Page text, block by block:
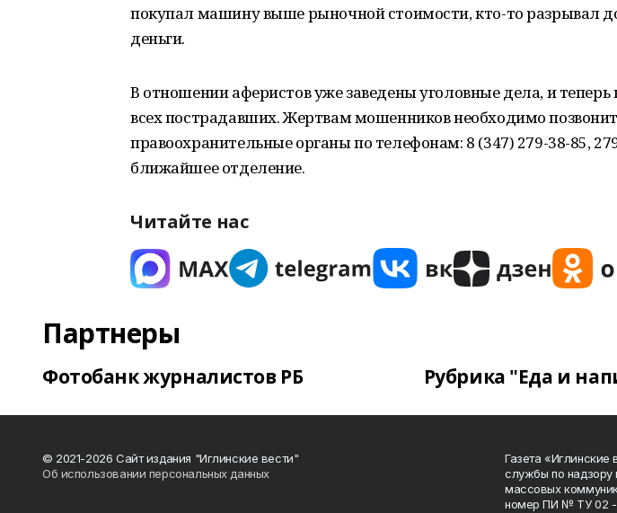
покупал машину выше рыночной стоимости, кто-то разрывал
деньги.
В отношении аферистов уже заведены уголовные дела, и
всех пострадавших. Жертвам мошенников необходимо
правоохранительные органы по телефонам: 8 (347) 279-38-85,
ближайшее отделение.
Читайте нас
Партнеры
Фотобанк журналистов РБ Рубрика "Еда и
© 2021-2026 Сайт издания "Иглинские вести"
Об использовании персональных данных
Газета
службы по надзору
массовых
номер ПИ № ТУ 02 -